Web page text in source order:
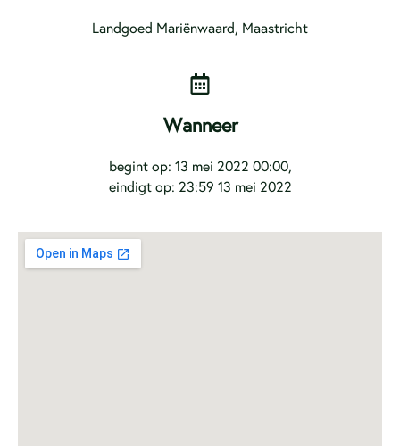
Landgoed Mariënwaard, Maastricht
Wanneer
begint op: 13 mei 2022 00:00,
eindigt op: 23:59 13 mei 2022